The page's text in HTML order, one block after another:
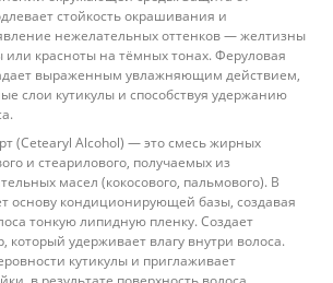
стойкость окрашивания и
нежелательных оттенков — желтизны
красноты на тёмных тонах. Феруловая
выраженным увлажняющим действием,
слои кутикулы и способствуя удержанию
(Cetearyl Alcohol) — это смесь жирных
и стеарилового, получаемых из
масел (кокосового, пальмового). В
основу кондиционирующей базы, создавая
тонкую липидную пленку. Создает
который удерживает влагу внутри волоса.
кутикулы и приглаживает